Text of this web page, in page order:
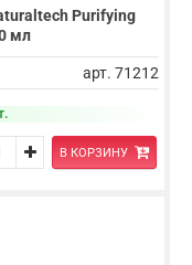
Purifying
мл
арт. 71212
В КОРЗИНУ